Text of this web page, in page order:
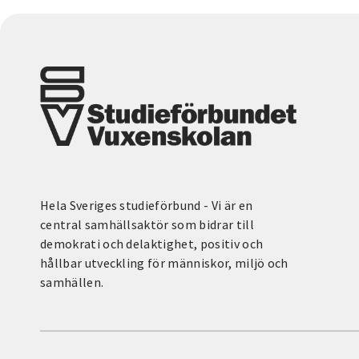
Hela Sveriges studieförbund - Vi är en
central samhällsaktör som bidrar till
demokrati och delaktighet, positiv och
hållbar utveckling för människor, miljö och
samhällen.